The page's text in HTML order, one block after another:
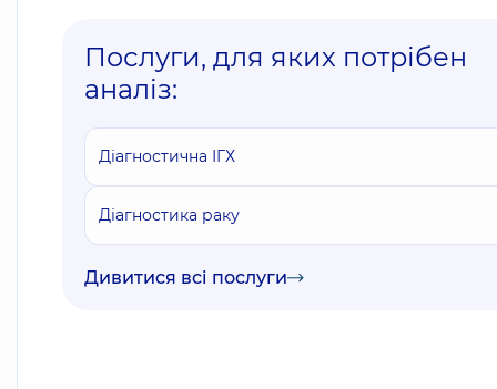
Послуги, для яких потрібен
аналіз:
Діагностична ІГХ
Діагностика раку
Дивитися всі послуги